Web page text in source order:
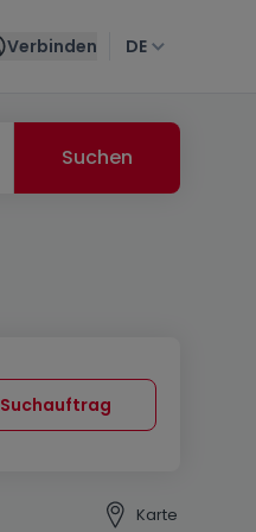
Verbinden DE
Suchauftrag
Karte